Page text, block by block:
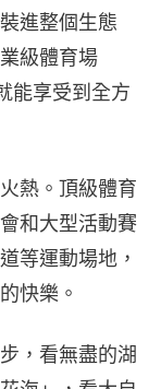
進整個生態
級體育場
能享受到全方
熱。頂級體育
和大型活動賽
等運動場地，
快樂。
，看無盡的湖